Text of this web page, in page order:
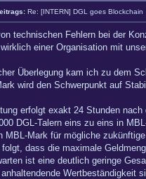
Re: [INTERN] DGL goes Blockchain
technischen Fehlern bei der
einer Organisation mit
Überlegung kam ich zu dem
wird den Schwerpunkt auf
erfolgt exakt 24 Stunden
DGL-Talern eins zu eins in
MBL-Mark für mögliche
folgt, dass die maximale
ist eine deutlich geringe
Wertbeständigkeit